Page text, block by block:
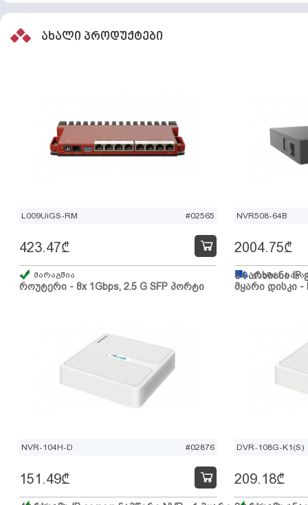
ახალი პროდუქტები
L009UiGS-RM #02565
როუტერი - 8x 1Gbps, 2.5 G SFP პორტი
423.47₾
მარაგშია
NVR508-64B
64 არხიანი IP
მყარი დისკი -
2004.75₾
გზაშია,
NVR-104H-D #02876
151.49₾
DVR-108G-K1(S)
209.18₾